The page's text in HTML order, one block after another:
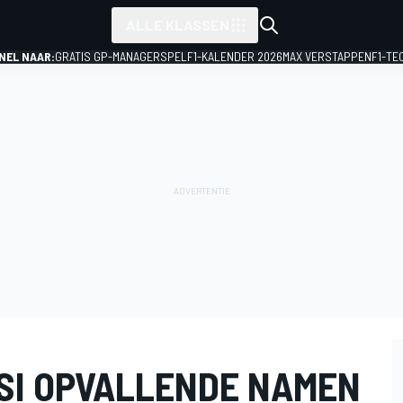
NAAR:GRATIS GP-MANAGERSPEL F1-KALENDER 2026MAX VERSTAPPENF1-
OPVALLENDE NAMEN